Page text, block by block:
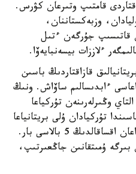
قامتىپ وتىرعان كۋرس.
وزبەكستاننان،
قاتىسىپ جۇرگەن ءتىل
ءلاززات بيسەنبايەۆا.
قازاقتاردىڭ باسىن
ءابدىسالىم ساۆاش. ونىڭ
وڭىرلەرىنەن تۇركياعا
كەتكەن. ال ءوزى 25 جاسىندا تۇركيادان ۇلى بريتانياعا
قونىس اۋدارعان. الپىستى القىمداعان اقساقالدىڭ 5 بالاسى بار.
ۇمىتقانىن جاڭعىرتىپ،